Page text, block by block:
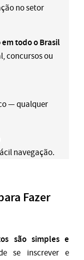
no setor
todo o Brasil
concursos ou
— qualquer
navegação.
Fazer
são simples e
se inscrever e